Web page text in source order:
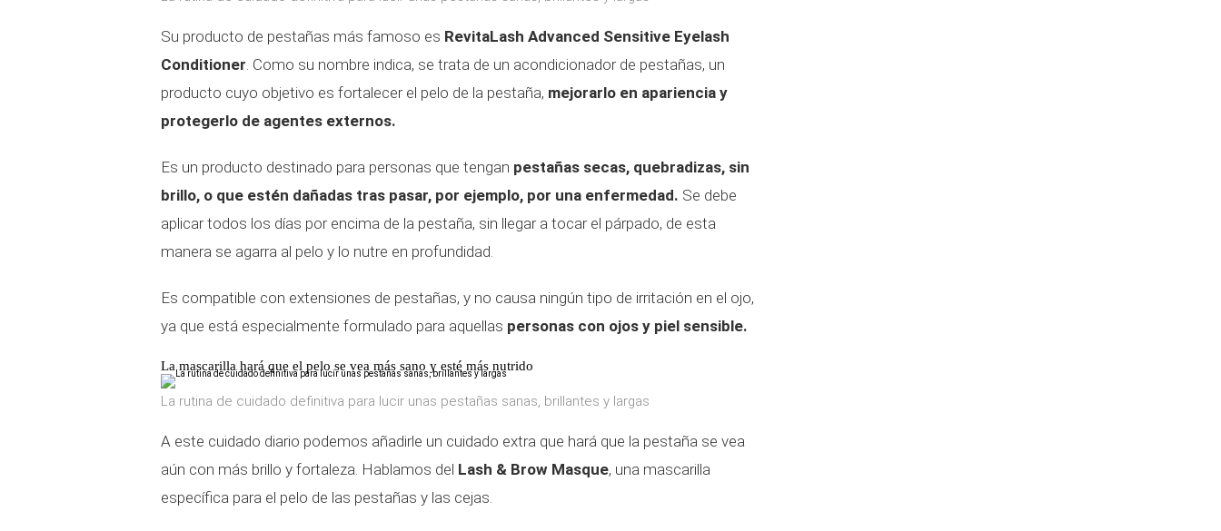
Su producto de pestañas más famoso es RevitaLash Advanced Sensitive Eyelash
Conditioner. Como su nombre indica, se trata de un acondicionador de pestañas, un
producto cuyo objetivo es fortalecer el pelo de la pestaña, mejorarlo en apariencia y
protegerlo de agentes externos.
Es un producto destinado para personas que tengan pestañas secas, quebradizas, sin
brillo, o que estén dañadas tras pasar, por ejemplo, por una enfermedad. Se debe
aplicar todos los días por encima de la pestaña, sin llegar a tocar el párpado, de esta
manera se agarra al pelo y lo nutre en profundidad.
Es compatible con extensiones de pestañas, y no causa ningún tipo de irritación en el ojo,
ya que está especialmente formulado para aquellas personas con ojos y piel sensible.
La mascarilla hará que el pelo se vea más sano y esté más nutrido
La rutina de cuidado definitiva para lucir unas pestañas sanas, brillantes y largas
A este cuidado diario podemos añadirle un cuidado extra que hará que la pestaña se vea
aún con más brillo y fortaleza. Hablamos del Lash & Brow Masque, una mascarilla
específica para el pelo de las pestañas y las cejas.